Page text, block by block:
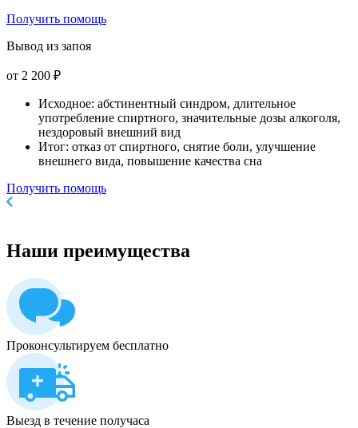
Получить помощь
Вывод из запоя
от 2 200 ₽
Исходное: абстинентный синдром, длительное
употребление спиртного, значительные дозы алкоголя,
нездоровый внешний вид
Итог: отказ от спиртного, снятие боли, улучшение
внешнего вида, повышение качества сна
Получить помощь
Наши преимущества
Проконсультируем бесплатно
Выезд в течение получаса